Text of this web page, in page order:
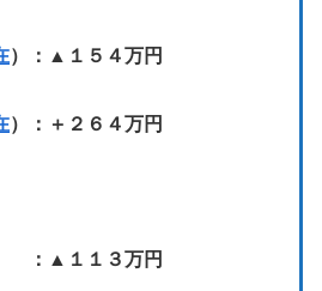
）：▲１５４万円
）：＋２６４万円
：▲１１３万円